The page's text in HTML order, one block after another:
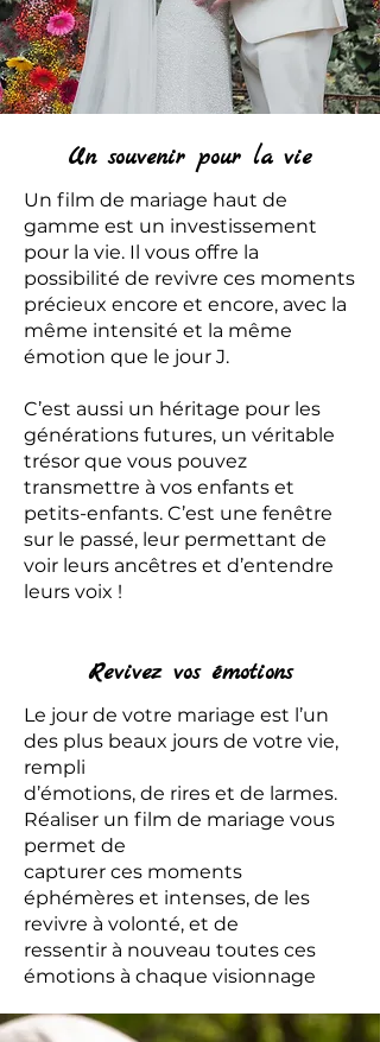
Un souvenir pour la vie
Un film de mariage haut de
gamme est un investissement
pour la vie. Il vous offre la
possibilité de revivre ces moments
précieux encore et encore, avec la
même intensité et la même
émotion que le jour J.
C’est aussi un héritage pour les
générations futures, un véritable
trésor que vous pouvez
transmettre à vos enfants et
petits-enfants. C’est une fenêtre
sur le passé, leur permettant de
voir leurs ancêtres et d’entendre
leurs voix !
Revivez vos émotions
Le jour de votre mariage est l’un
des plus beaux jours de votre vie,
rempli
d’émotions, de rires et de larmes.
Réaliser un film de mariage vous
permet de
capturer ces moments
éphémères et intenses, de les
revivre à volonté, et de
ressentir à nouveau toutes ces
émotions à chaque visionnage